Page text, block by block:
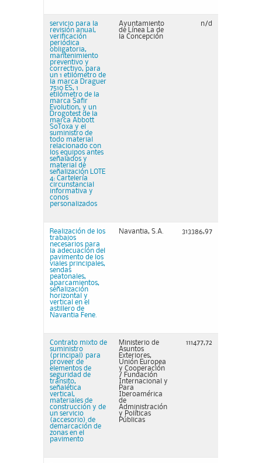
servicio para la
revisión anual,
verificación
periódica
obligatoria,
mantenimiento
preventivo y
correctivo, para
un 1 etilómetro de
la marca Draguer
7510 ES, 1
etilómetro de la
marca Safir
Evolution, y un
Drogotest de la
marca Abbott
SoToxa y el
suministro de
todo material
relacionado con
los equipos antes
señalados y
material de
señalización LOTE
4: Cartelería
circunstancial
informativa y
conos
personalizados
Ayuntamiento
de Línea La de
la Concepción
n/d
Realización de los
trabajos
necesarios para
la adecuación del
pavimento de los
viales principales,
sendas
peatonales,
aparcamientos,
señalización
horizontal y
vertical en el
astillero de
Navantia Fene.
Navantia, S.A. 313386,97
Contrato mixto de
suministro
(principal) para
proveer de
elementos de
seguridad de
tránsito,
señalética
vertical,
materiales de
construcción y de
un servicio
(accesorio) de
demarcación de
zonas en el
pavimento
Ministerio de
Asuntos
Exteriores,
Unión Europea
y Cooperación
/ Fundación
Internacional y
Para
Iberoamérica
de
Administración
y Políticas
Públicas
111477,72